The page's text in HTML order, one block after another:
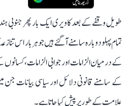
طویل وقفے کے بعد کاویری ایک بار پھر جنوبی
تمام پہلو دوبارہ سامنے آ گئے ہیں جو ہر بار اس
کے درمیان الزامات اور جوابی الزامات، کسانوں
کے سامنے قانونی دلائل اور سیاسی بیانات جن
علامت کے طور پر پیش کیا جاتا ہے۔